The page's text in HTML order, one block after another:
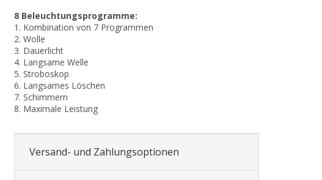
8 Beleuchtungsprogramme:
1. Kombination von 7 Programmen
2. Wolle
3. Dauerlicht
4. Langsame Welle
5. Stroboskop
6. Langsames Löschen
7. Schimmern
8. Maximale Leistung
Versand- und Zahlungsoptionen